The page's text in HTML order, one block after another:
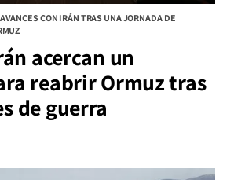
CON IRÁN TRAS UNA JORNADA DE
acercan un
reabrir Ormuz tras
de guerra